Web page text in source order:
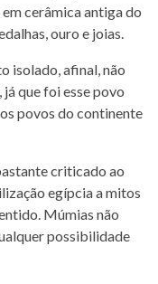
cerâmica antiga do
ouro e joias.
isolado, afinal, não
que foi esse povo
povos do continente
criticado ao
egípcia a mitos
Múmias não
possibilidade